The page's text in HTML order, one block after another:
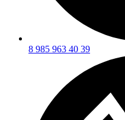
8 985 963 40 39